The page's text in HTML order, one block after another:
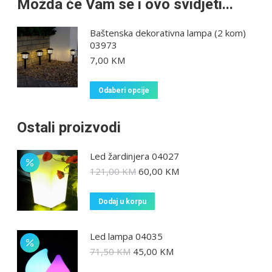
Možda će Vam se i ovo svidjeti...
Baštenska dekorativna lampa (2 kom)
03973
7,00 KM
Odaberi opcije
Ostali proizvodi
Led žardinjera 04027
121,00KM 60,00 KM
Dodaj u korpu
Led lampa 04035
71,50KM 45,00 KM